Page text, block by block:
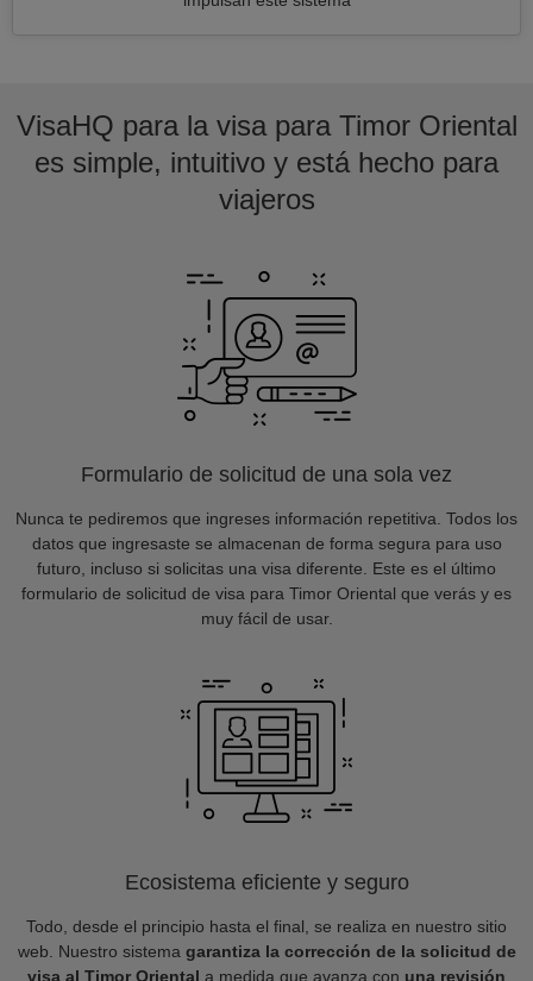
VisaHQ para la visa para Timor Oriental
es simple, intuitivo y está hecho para
viajeros
Formulario de solicitud de una sola vez
Nunca te pediremos que ingreses información repetitiva. Todos los
datos que ingresaste se almacenan de forma segura para uso
futuro, incluso si solicitas una visa diferente. Este es el último
formulario de solicitud de visa para Timor Oriental que verás y es
muy fácil de usar.
Ecosistema eficiente y seguro
Todo, desde el principio hasta el final, se realiza en nuestro sitio
web. Nuestro sistema garantiza la corrección de la solicitud de
visa al Timor Oriental a medida que avanza con una revisión